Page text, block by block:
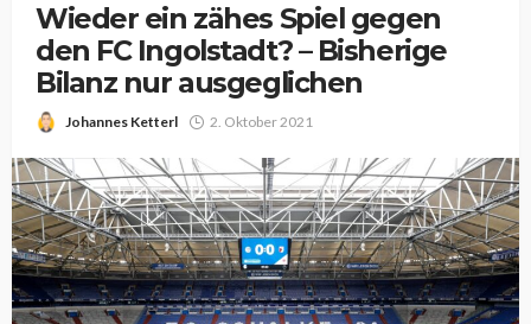
Wieder ein zähes Spiel gegen
den FC Ingolstadt? – Bisherige
Bilanz nur ausgeglichen
Johannes Ketterl 2. Oktober 2021